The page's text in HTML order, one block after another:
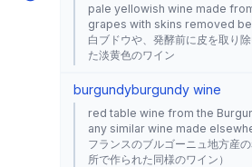
pale yellowish wine made
grapes with skins removed
白ブドウや、発酵前に皮を取り
た淡黄色のワイン
burgundyburgundy wine
red table wine from the
any similar wine made
フランスのブルゴーニュ地方産
所で作られた同様のワイン）